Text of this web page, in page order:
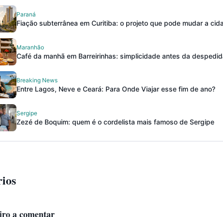
Paraná
Fiação subterrânea em Curitiba: o projeto que pode mudar a
Maranhão
Café da manhã em Barreirinhas: simplicidade antes da
Breaking News
Entre Lagos, Neve e Ceará: Para Onde Viajar esse fim de ano?
Sergipe
Zezé de Boquim: quem é o cordelista mais famoso de Sergipe
a comentar